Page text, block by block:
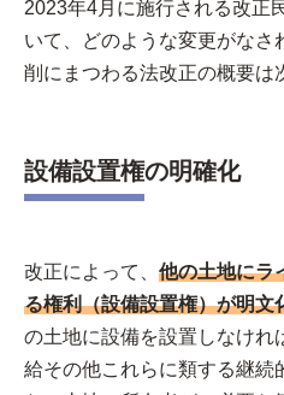
2023年4月に施行される改正
いて、どのような変更がなさ
削にまつわる法改正の概要は
設備設置権の明確化
改正によって、 他の土地にラ
る権利（設備設置権）が明文
の土地に設備を設置しなけれ
給その他これらに類する継続